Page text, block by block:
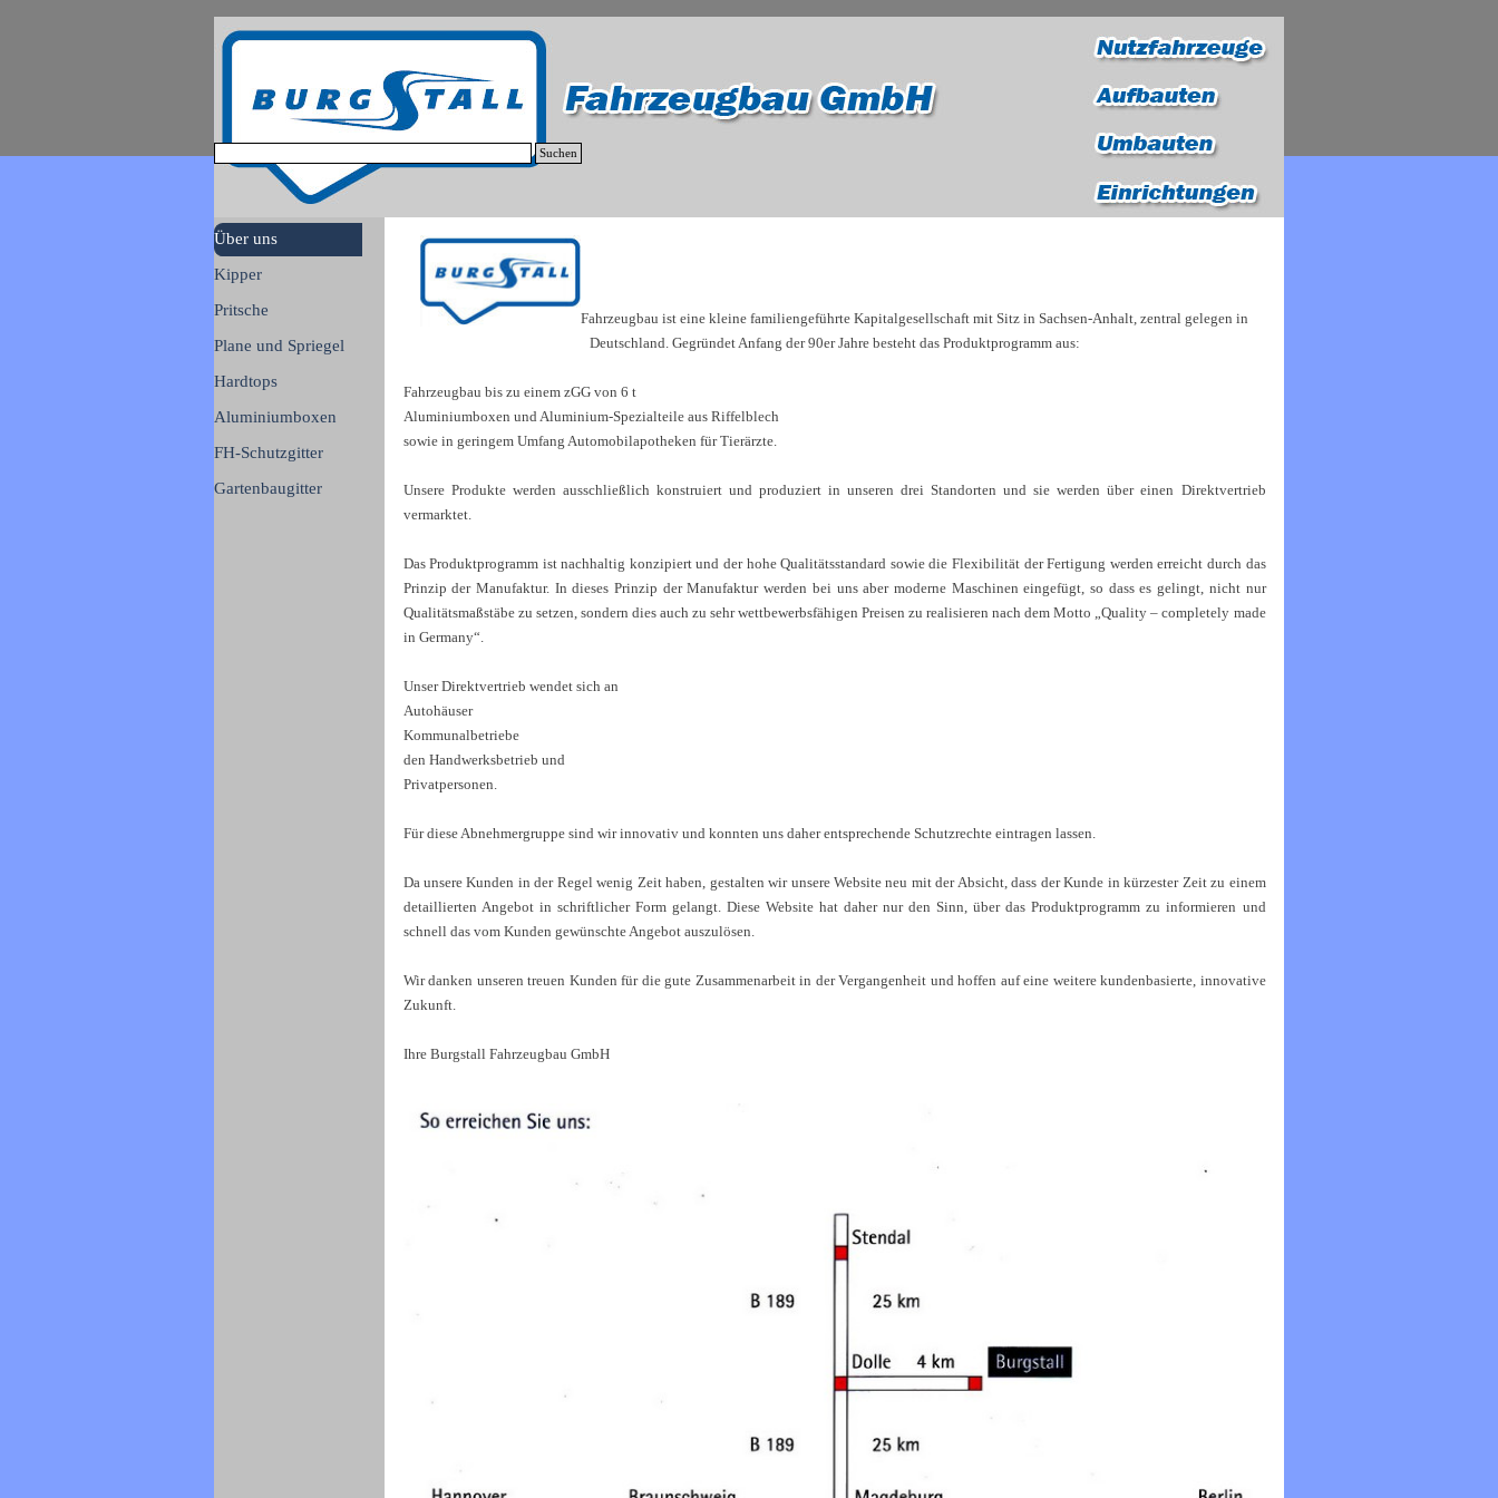
Suchen
Über uns
Kipper
Pritsche
Plane und Spriegel
Hardtops
Aluminiumboxen
FH-Schutzgitter
Gartenbaugitter
Fahrzeugbau ist eine kleine familiengeführte Kapitalgesellschaft mit Sitz in Sachsen-Anhalt, zentral gelegen in
Deutschland. Gegründet Anfang der 90er Jahre besteht das Produktprogramm aus:
Fahrzeugbau bis zu einem zGG von 6 t
Aluminiumboxen und Aluminium-Spezialteile aus Riffelblech
sowie in geringem Umfang Automobilapotheken für Tierärzte.
Unsere Produkte werden ausschließlich konstruiert und produziert in unseren drei Standortenund sie werden über einen Direktvertrieb
vermarktet.
Das Produktprogramm ist nachhaltig konzipiert und der hohe Qualitätsstandard sowie die Flexibilität der Fertigung werden erreicht durch das
Prinzip der Manufaktur. In dieses Prinzip der Manufaktur werden bei uns aber moderne Maschinen eingefügt, so dass es gelingt, nicht nur
Qualitätsmaßstäbe zu setzen, sondern dies auch zu sehr wettbewerbsfähigen Preisen zurealisieren nach dem Motto „Quality – completely made
in Germany“.
Unser Direktvertrieb wendet sich an
Autohäuser
Kommunalbetriebe
den Handwerksbetrieb und
Privatpersonen.
Für diese Abnehmergruppe sind wir innovativ und konnten uns daher entsprechende Schutzrechte eintragen lassen.
Da unsere Kunden in der Regel wenig Zeit haben, gestalten wir unsere Website neu mit der Absicht, dass der Kunde in kürzester Zeit zu einem
detaillierten Angebot in schriftlicher Form gelangt. Diese Website hat daher nur den Sinn, über das Produktprogramm zu informieren und
schnell das vom Kunden gewünschte Angebot auszulösen.
Wir danken unseren treuen Kunden für die gute Zusammenarbeit in der Vergangenheit und hoffen auf eine weitere kundenbasierte, innovative
Zukunft.
Ihre Burgstall Fahrzeugbau GmbH